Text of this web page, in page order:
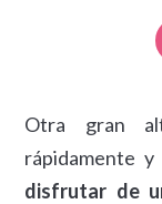
Otra gran
rápidamente
disfrutar de